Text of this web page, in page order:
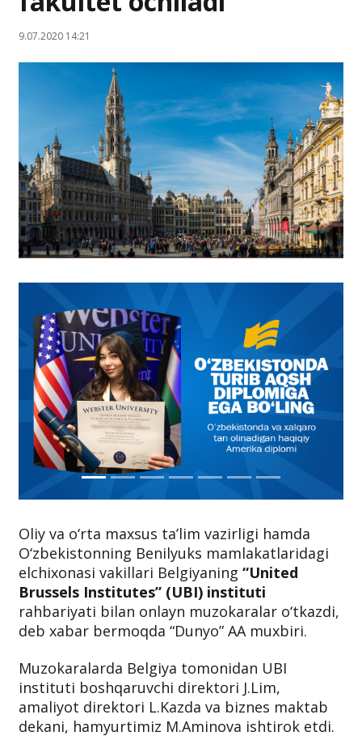
9.07.2020 14:21
Oliy va o‘rta maxsus ta’lim vazirligi hamda
O‘zbekistonning Benilyuks mamlakatlaridagi
elchixonasi vakillari Belgiyaning “United
Brussels Institutes” (UBI) instituti
rahbariyati bilan onlayn muzokaralar o‘tkazdi,
deb xabar bermoqda “Dunyo” AA muxbiri.
Muzokaralarda Belgiya tomonidan UBI
instituti boshqaruvchi direktori J.Lim,
amaliyot direktori L.Kazda va biznes maktab
dekani, hamyurtimiz M.Aminova ishtirok etdi.